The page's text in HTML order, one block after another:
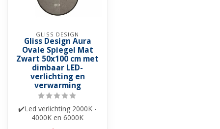
GLISS DESIGN
Gliss Design Aura
Ovale Spiegel Mat
Zwart 50x100 cm met
dimbaar LED-
verlichting en
verwarming
✔️Led verlichting 2000K -
4000K en 6000K
✔️Spiegelverwarming